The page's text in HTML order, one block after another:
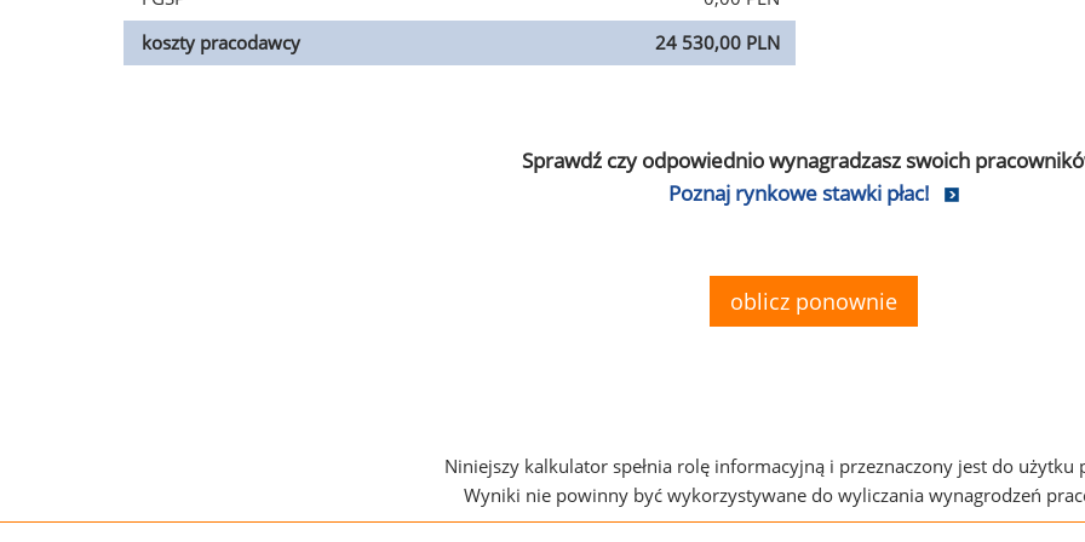
koszty pracodawcy
24 530,00 PLN
Sprawdź czy odpowiednio wynagradzasz swoich
Poznaj rynkowe stawki płac!
oblicz ponownie
Niniejszy kalkulator spełnia rolę informacyjną i przeznaczony jest do użytku
Wyniki nie powinny być wykorzystywane do wyliczania wynagrodzeń